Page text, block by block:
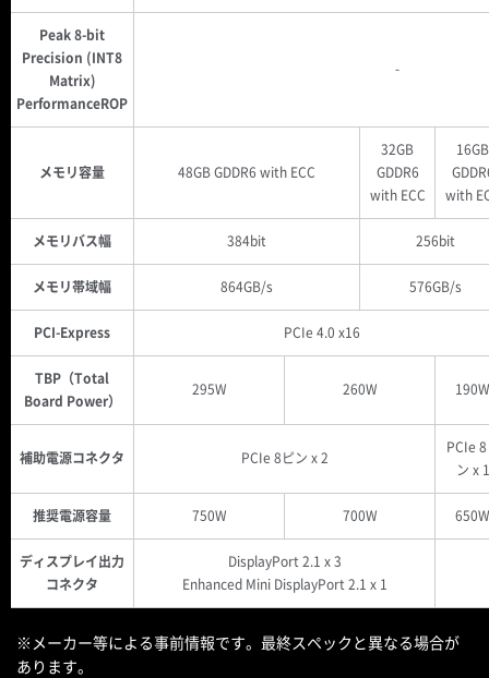
Peak 8-bit
Precision (INT8
Matrix)
PerformanceROP
-
メモリ容量 48GB GDDR6 with ECC
32GB
GDDR6
with ECC
16GB
with
メモリバス幅 384bit 256bit
メモリ帯域幅 864GB/s 576GB/s
PCI-Express PCIe 4.0 x16
TBP（Total
Board Power）
295W 260W 190W
補助電源コネクタ PCIe 8ピン x 2
PCIe
ン x 1
推奨電源容量 750W 700W 650W
ディスプレイ出力
コネクタ
DisplayPort 2.1 x 3
Enhanced Mini DisplayPort 2.1 x 1
※メーカー等による事前情報です。最終スペックと異なる場合が
あります。